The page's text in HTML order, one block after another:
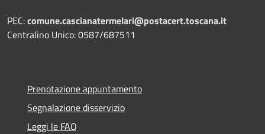
PEC:comune.cascianatermelari@postacert.toscana.it
Centralino Unico: 0587/687511
Prenotazione appuntamento
Segnalazione disservizio
Leggi le FAQ